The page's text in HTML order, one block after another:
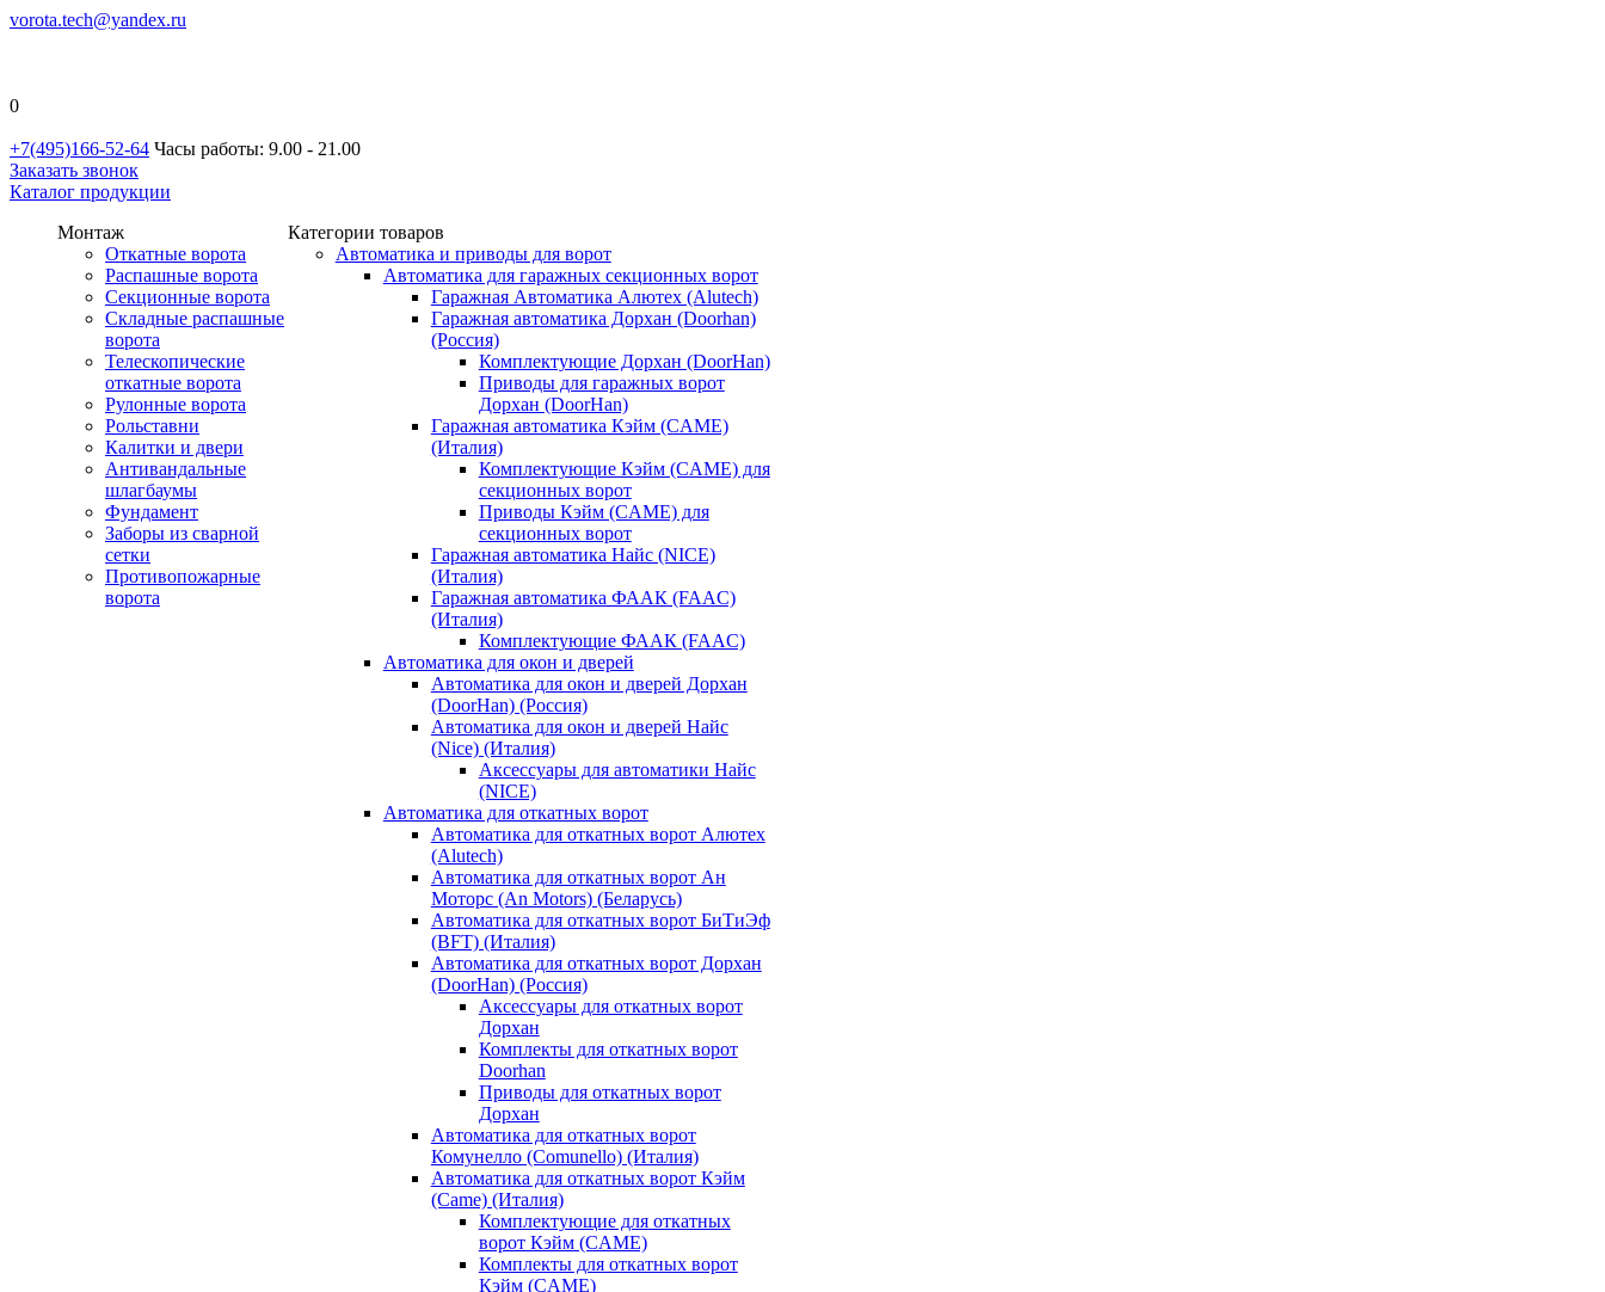
vorota.tech@yandex.ru
0
+7(495)166-52-64 Часы работы: 9.00 - 21.00
Заказать звонок
Каталог продукции
Монтаж
Откатные ворота
Распашные ворота
Секционные ворота
Складные распашные
ворота
Телескопические
откатные ворота
Рулонные ворота
Рольставни
Калитки и двери
Антивандальные
шлагбаумы
Фундамент
Заборы из сварной
сетки
Противопожарные
ворота
Категории товаров
Автоматика и приводы для ворот
Автоматика для гаражных секционных ворот
Гаражная Автоматика Алютех (Alutech)
Гаражная автоматика Дорхан (Doorhan)
(Россия)
Комплектующие Дорхан (DoorHan)
Приводы для гаражных ворот
Дорхан (DoorHan)
Гаражная автоматика Кэйм (CAME)
(Италия)
Комплектующие Кэйм (CAME) для
секционных ворот
Приводы Кэйм (CAME) для
секционных ворот
Гаражная автоматика Найс (NICE)
(Италия)
Гаражная автоматика ФААК (FAAC)
(Италия)
Комплектующие ФААК (FAAC)
Автоматика для окон и дверей
Автоматика для окон и дверей Дорхан
(DoorHan) (Россия)
Автоматика для окон и дверей Найс
(Nice) (Италия)
Аксессуары для автоматики Найс
(NICE)
Автоматика для откатных ворот
Автоматика для откатных ворот Алютех
(Alutech)
Автоматика для откатных ворот Ан
Моторс (An Motors) (Беларусь)
Автоматика для откатных ворот БиТиЭф
(BFT) (Италия)
Автоматика для откатных ворот Дорхан
(DoorHan) (Россия)
Аксессуары для откатных ворот
Дорхан
Комплекты для откатных ворот
Doorhan
Приводы для откатных ворот
Дорхан
Автоматика для откатных ворот
Комунелло (Comunello) (Италия)
Автоматика для откатных ворот Кэйм
(Came) (Италия)
Комплектующие для откатных
ворот Кэйм (CAME)
Комплекты для откатных ворот
Кэйм (CAME)